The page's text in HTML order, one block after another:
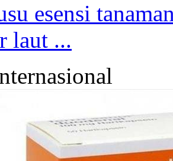
esensi
laut ...